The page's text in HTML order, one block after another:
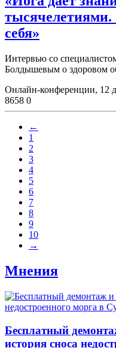
тысячелетиями.
себя»
Интервью со
Болдышевым о здоровом
Онлайн-конференции, 12
8658 0
←
1
2
3
4
5
6
7
8
9
10
→
Мнения
​Бесплатный
история сноса